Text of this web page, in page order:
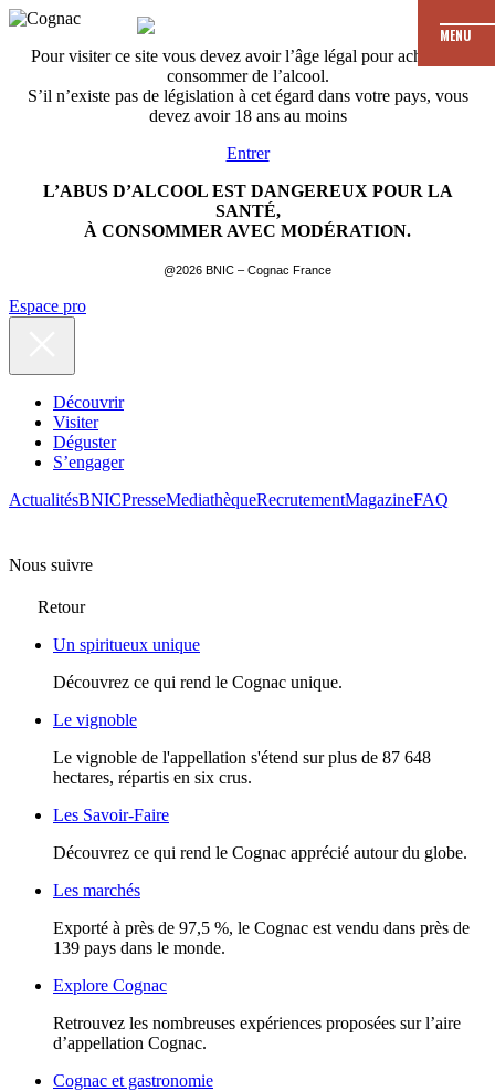
Pour visiter ce site vous devez avoir l’âge légal pour acheter et
consommer de l’alcool.
S’il n’existe pas de législation à cet égard dans votre pays, vous
devez avoir 18 ans au moins
Entrer
L’ABUS D’ALCOOL EST DANGEREUX POUR LA
SANTÉ,
À CONSOMMER AVEC MODÉRATION.
@2026 BNIC – Cognac France
MENU
Espace pro
Découvrir
Visiter
Déguster
S’engager
ActualitésBNICPresseMediathèqueRecrutementMagazineFAQ
Nous suivre
Retour
Un spiritueux unique
Découvrez ce qui rend le Cognac unique.
Le vignoble
Le vignoble de l'appellation s'étend sur plus de 87 648
hectares, répartis en six crus.
Les Savoir-Faire
Découvrez ce qui rend le Cognac apprécié autour du globe.
Les marchés
Exporté à près de 97,5 %, le Cognac est vendu dans près de
139 pays dans le monde.
Explore Cognac
Retrouvez les nombreuses expériences proposées sur l’aire
d’appellation Cognac.
Cognac et gastronomie